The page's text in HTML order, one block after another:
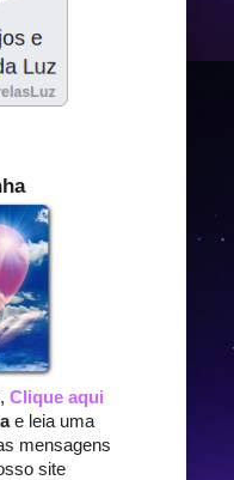
, Clique aqui
e leia uma
mensagens
site